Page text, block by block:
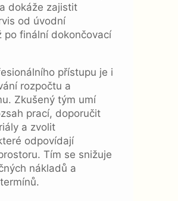
dokáže zajistit
od úvodní
po finální dokončovací
přístupu je i
rozpočtu a
Zkušený tým umí
prací, doporučit
a zvolit
odpovídají
Tím se snižuje
nákladů a